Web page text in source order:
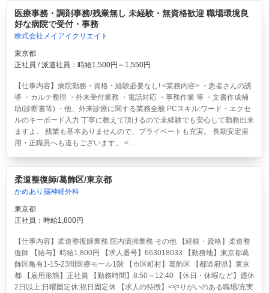
医療事務・調剤事務/残業無し 未経験・無資格歓迎 職場環境良
好な病院で受付・事務
株式会社メイアイクリエイト
東京都
正社員 / 派遣社員：時給1,500円～1,550円
【仕事内容】病院勤務・資格・経験必要なし! <業務内容> ・患者さんの誘
導 ・カルテ整理 ・外来受付業務 ・電話対応 ・事務作業 等 ・文書作成補
助(診断書等) ・他、外来診療に関する業務全般 PCスキル:ワード・エクセ
ルのキーボード入力 丁寧に教えて頂けるので未経験でも安心して勤務出来
ますよ。 残業も基本ありませんので、プライベートも充実。 長期安定雇
用・正職員へも道もございます。 <...
柔道整復師/葛飾区/東京都
かめあり脳神経外科
東京都
正社員：時給1,800円
【仕事内容】柔道整復師業務 院内清掃業務 その他 【経験・資格】柔道整
復師 【給与】時給1,800円 【求人番号】663018033 【勤務地】東京都葛
飾区亀有1-15-23間医療モール1階 【市区町村】葛飾区 【都道府県】東京
都 【雇用形態】正社員 【勤務時間】8:50～12:40 【休日・休暇など】週休
2日以上;日曜固定休;祝日固定休 【求人の特徴】<やりがいのある職場/充実